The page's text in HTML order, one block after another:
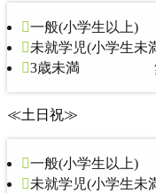
一般(小学生以
未就学児(小学生
3歳未満
≪土日祝≫
一般(小学生以
未就学児(小学生